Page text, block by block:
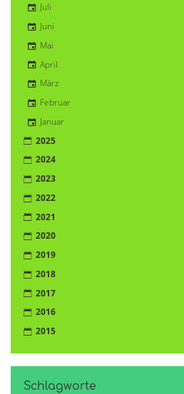
Juli
Juni
Mai
April
März
Februar
Januar
2025
2024
2023
2022
2021
2020
2019
2018
2017
2016
2015
Schlagworte